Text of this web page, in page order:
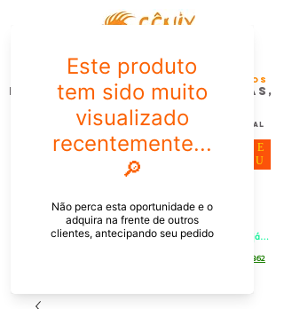
FÊNIX DESIGN STUDIO | Design
Gráfico| Desenvolvimento de Produtos
Personalizados para Pessoas,
Empresas e EventoS
Lembrancinhas, Brindes promocionais,
Decoração, Presentes e Comunicação Visual
PEDIDOS PELO CHAT OU WHATSAPP: Informe os produtos,
quantidade e o CEP ou endereço de entrega e receba um link já
ME
NU
[21] 9 6546 4862